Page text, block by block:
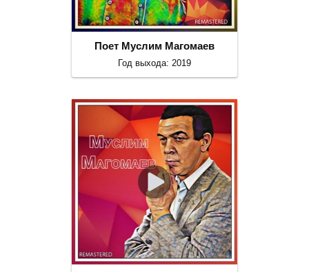
Поет Муслим Магомаев
Год выхода: 2019